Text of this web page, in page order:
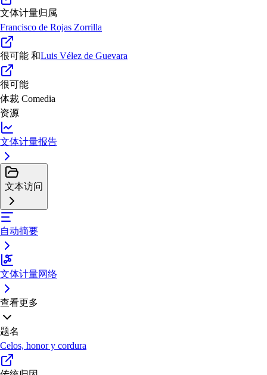
文体计量归属
Francisco de Rojas Zorrilla
很可能 和Luis Vélez de Guevara
很可能
体裁 Comedia
资源
文体计量报告
文本访问
自动摘要
文体计量网络
查看更多
题名
Celos, honor y cordura